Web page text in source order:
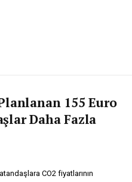
155 Euro
Daha Fazla
CO2 fiyatlarının